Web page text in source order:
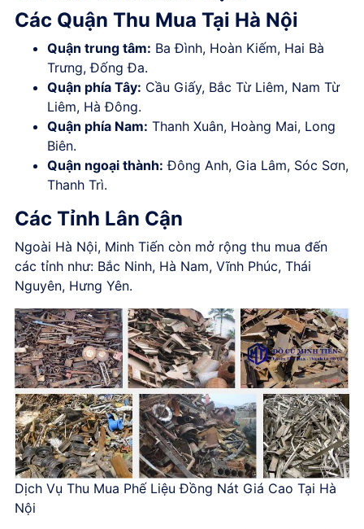
Các Quận Thu Mua Tại Hà Nội
Quận trung tâm: Ba Đình, Hoàn Kiếm, Hai Bà
Trưng, Đống Đa.
Quận phía Tây: Cầu Giấy, Bắc Từ Liêm, Nam Từ
Liêm, Hà Đông.
Quận phía Nam: Thanh Xuân, Hoàng Mai, Long
Biên.
Quận ngoại thành: Đông Anh, Gia Lâm, Sóc Sơn,
Thanh Trì.
Các Tỉnh Lân Cận
Ngoài Hà Nội, Minh Tiến còn mở rộng thu mua đến
các tỉnh như: Bắc Ninh, Hà Nam, Vĩnh Phúc, Thái
Nguyên, Hưng Yên.
Dịch Vụ Thu Mua Phế Liệu Đồng Nát Giá Cao Tại Hà
Nội